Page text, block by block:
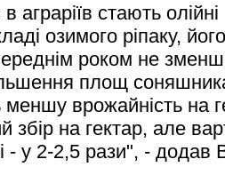
аграріїв стають
озимого ріпаку,
роком не
площ
меншу врожайність на
на гектар, але
- у 2-2,5 рази", - додав